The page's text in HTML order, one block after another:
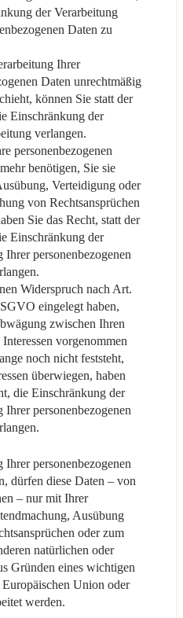
der Verarbeitung
Daten zu
Ihrer
Daten unrechtmäßig
können Sie statt der
Einschränkung der
verlangen.
personenbezogenen
benötigen, Sie sie
Verteidigung oder
von Rechtsansprüchen
Sie das Recht, statt der
Einschränkung der
Ihrer personenbezogenen
Widerspruch nach Art.
eingelegt haben,
zwischen Ihren
vorgenommen
noch nicht feststeht,
überwiegen, haben
die Einschränkung der
Ihrer personenbezogenen
personenbezogenen
dürfen diese Daten – von
– nur mit Ihrer
Ausübung
oder zum
natürlichen oder
Gründen eines wichtigen
Union oder
werden.